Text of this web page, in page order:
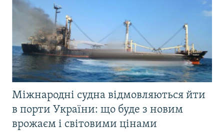
Міжнародні судна відмовляються йти
в порти України: що буде з новим
врожаєм і світовими цінами